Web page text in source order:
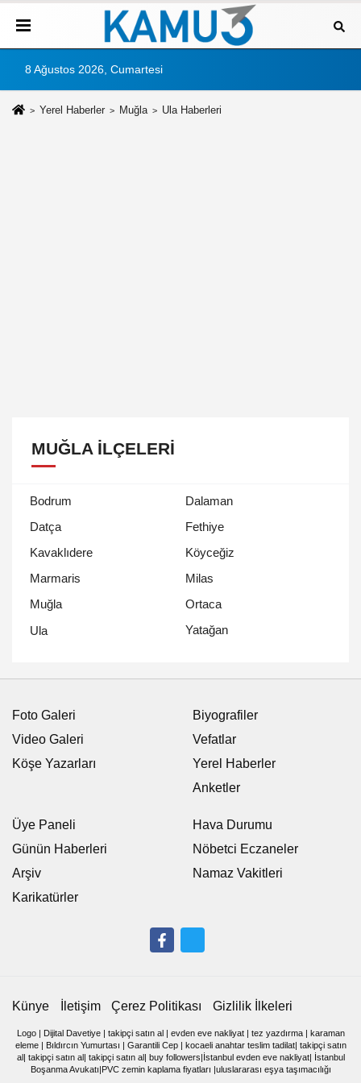
8 Ağustos 2026, Cumartesi
Yerel Haberler Muğla Ula Haberleri
MUĞLA İLÇELERI
Bodrum
Dalaman
Datça
Fethiye
Kavaklıdere
Köyceğiz
Marmaris
Milas
Muğla
Ortaca
Ula
Yatağan
Foto Galeri
Video Galeri
Köşe Yazarları
Biyografiler
Vefatlar
Yerel Haberler
Anketler
Üye Paneli
Günün Haberleri
Arşiv
Karikatürler
Hava Durumu
Nöbetci Eczaneler
Namaz Vakitleri
Künye İletişim Çerez Politikası Gizlilik İlkeleri
Logo| Dijital Davetiye| takipçi satın al| evden eve nakliyat| tez yazdırma| karaman
eleme| Bıldırcın Yumurtası | Garantili Cep| kocaeli anahtar teslim tadilat| takipçi satın
al| takipçi satın al| takipçi satın al| buy followers|İstanbul evden eve nakliyat| İstanbul
Boşanma Avukatı|PVC zemin kaplama fiyatları |uluslararası eşya taşımacılığı